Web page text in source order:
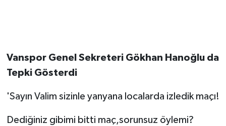
Vanspor Genel Sekreteri Gökhan Hanoğlu da
Tepki Gösterdi
'Sayın Valim sizinle yanyana localarda izledik maçı!
Dediğiniz gibimi bitti maç,sorunsuz öylemi?